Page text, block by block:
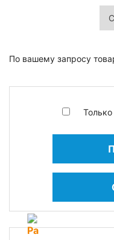
По вашему запросу